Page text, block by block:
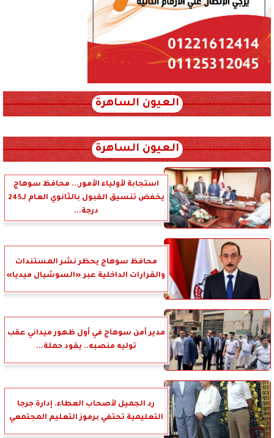
العيون الساهرة
العيون الساهرة
استجابة لأولياء الأمور... محافظ سوهاج
يخفض تنسيق القبول بالثانوي العام لـ245
درجة...
محافظ سوهاج يحظر نشر المستندات
والقرارات الداخلية عبر «السوشيال ميديا»
مدير أمن سوهاج في أول ظهور ميداني عقب
توليه منصبه.. يقود حملة...
رد الجميل لأصحاب العطاء. إدارة جرجا
التعليمية تحتفي برموز التعليم المجتمعي